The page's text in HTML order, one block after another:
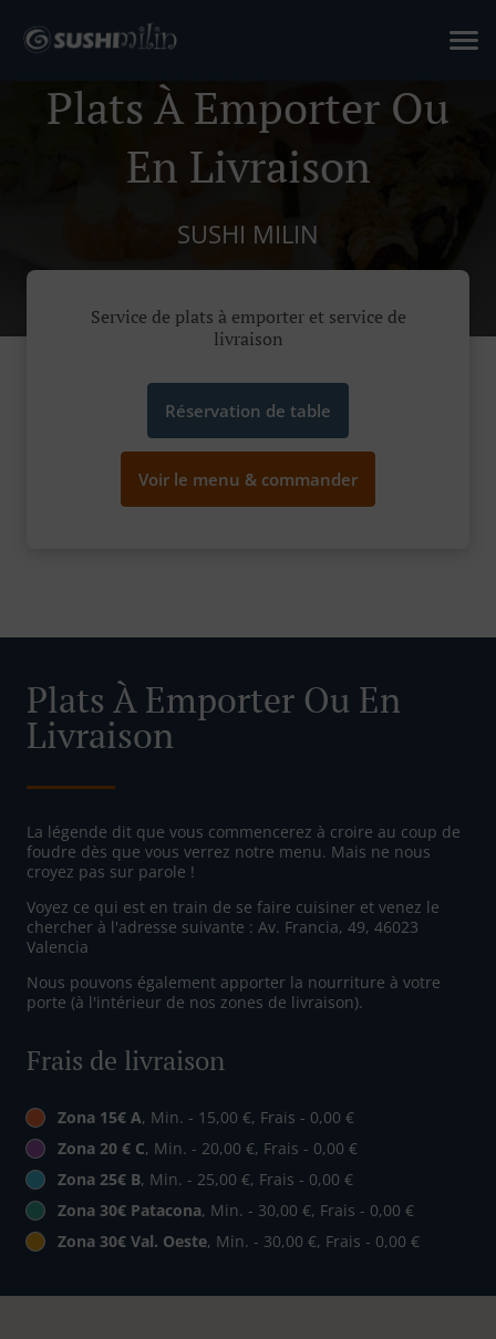
Plats À Emporter Ou
En Livraison
SUSHI MILIN
Service de plats à emporter et service de
livraison
Réservation de table
Voir le menu & commander
Plats À Emporter Ou En
Livraison
La légende dit que vous commencerez à croire au coup de
foudre dès que vous verrez notre menu. Mais ne nous
croyez pas sur parole !
Voyez ce qui est en train de se faire cuisiner et venez le
chercher à l'adresse suivante : Av. Francia, 49, 46023
Valencia
Nous pouvons également apporter la nourriture à votre
porte (à l'intérieur de nos zones de livraison).
Frais de livraison
Zona 15€ A, Min. - 15,00 €, Frais - 0,00 €
Zona 20 € C, Min. - 20,00 €, Frais - 0,00 €
Zona 25€ B, Min. - 25,00 €, Frais - 0,00 €
Zona 30€ Patacona, Min. - 30,00 €, Frais - 0,00 €
Zona 30€ Val. Oeste, Min. - 30,00 €, Frais - 0,00 €